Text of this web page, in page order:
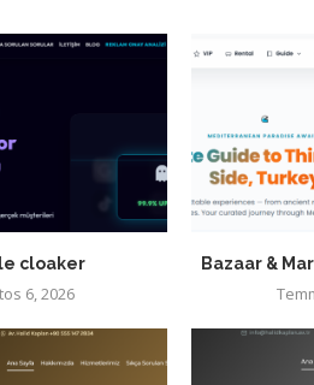
cloaker
6, 2026
Bazaar &